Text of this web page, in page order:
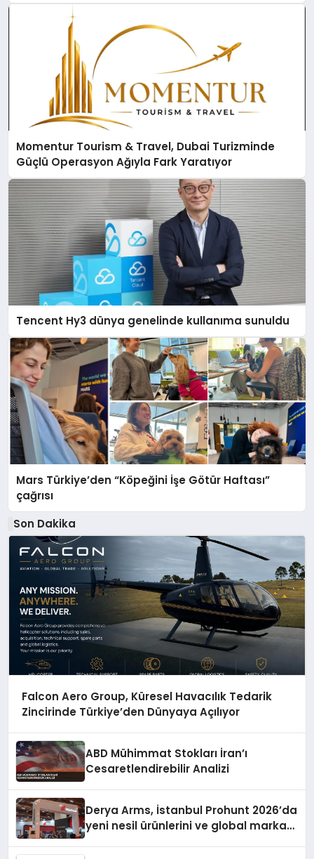
Momentur Tourism & Travel, Dubai Turizminde
Güçlü Operasyon Ağıyla Fark Yaratıyor
Tencent Hy3 dünya genelinde kullanıma sunuldu
Mars Türkiye’den “Köpeğini İşe Götür Haftası”
çağrısı
Son Dakika
Falcon Aero Group, Küresel Havacılık Tedarik
Zincirinde Türkiye’den Dünyaya Açılıyor
ABD Mühimmat Stokları İran’ı
Cesaretlendirebilir Analizi
Derya Arms, İstanbul Prohunt 2026’da
yeni nesil ürünlerini ve global marka